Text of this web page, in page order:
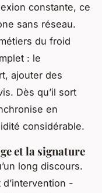
constante, ce
sans réseau.
du froid
: le
ajouter des
Dès qu’il sort
en
considérable.
et la signature
long discours.
-